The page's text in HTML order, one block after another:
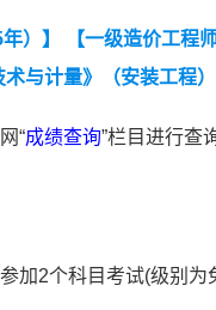
）】
【一级造价工程
术与计量》（安装工程
“成绩查询”栏目进行查
加2个科目考试(级别为